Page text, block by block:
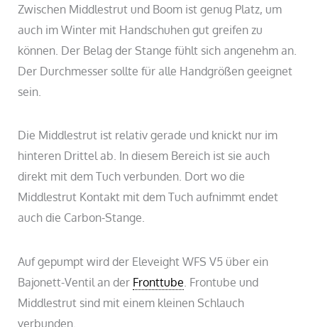
Zwischen Middlestrut und Boom ist genug Platz, um
auch im Winter mit Handschuhen gut greifen zu
können. Der Belag der Stange fühlt sich angenehm an.
Der Durchmesser sollte für alle Handgrößen geeignet
sein.
Die Middlestrut ist relativ gerade und knickt nur im
hinteren Drittel ab. In diesem Bereich ist sie auch
direkt mit dem Tuch verbunden. Dort wo die
Middlestrut Kontakt mit dem Tuch aufnimmt endet
auch die Carbon-Stange.
Auf gepumpt wird der Eleveight WFS V5 über ein
Bajonett-Ventil an der Fronttube . Frontube und
Middlestrut sind mit einem kleinen Schlauch
verbunden.